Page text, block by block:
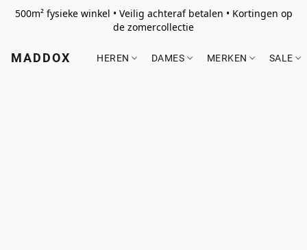
500m² fysieke winkel • Veilig achteraf betalen • Kortingen op
de zomercollectie
MADDOX HEREN DAMES MERKEN SALE